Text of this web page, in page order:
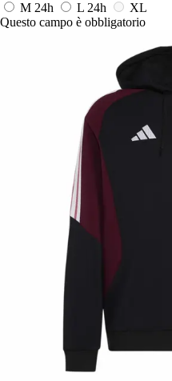
M 24h L 24h
XL
Questo campo è obbligatorio